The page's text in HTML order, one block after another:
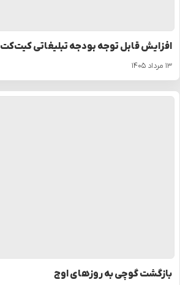
افزایش قابل توجه بودجه تبلیغاتی کیت‌کت
۱۳ مرداد ۱۴۰۵
بازگشت گوچی به روزهای اوج